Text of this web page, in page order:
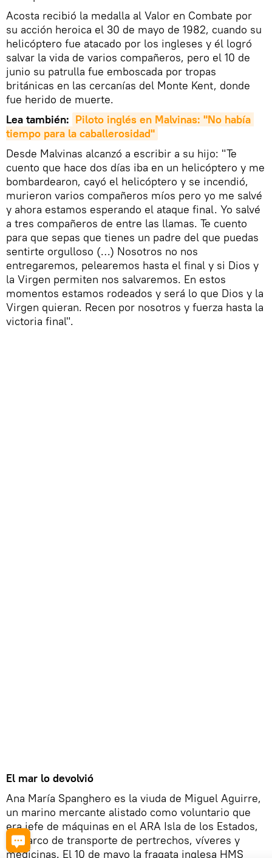
Acosta recibió la medalla al Valor en Combate por
su acción heroica el 30 de mayo de 1982, cuando su
helicóptero fue atacado por los ingleses y él logró
salvar la vida de varios compañeros, pero el 10 de
junio su patrulla fue emboscada por tropas
británicas en las cercanías del Monte Kent, donde
fue herido de muerte.
Lea también: Piloto inglés en Malvinas: "No había
tiempo para la caballerosidad"
Desde Malvinas alcanzó a escribir a su hijo: "Te
cuento que hace dos días iba en un helicóptero y me
bombardearon, cayó el helicóptero y se incendió,
murieron varios compañeros míos pero yo me salvé
y ahora estamos esperando el ataque final. Yo salvé
a tres compañeros de entre las llamas. Te cuento
para que sepas que tienes un padre del que puedas
sentirte orgulloso (…) Nosotros no nos
entregaremos, pelearemos hasta el final y si Dios y
la Virgen permiten nos salvaremos. En estos
momentos estamos rodeados y será lo que Dios y la
Virgen quieran. Recen por nosotros y fuerza hasta la
victoria final".
El mar lo devolvió
Ana María Spanghero es la viuda de Miguel Aguirre,
un marino mercante alistado como voluntario que
era jefe de máquinas en el ARA Isla de los Estados,
un barco de transporte de pertrechos, víveres y
medicinas. El 10 de mayo la fragata inglesa HMS